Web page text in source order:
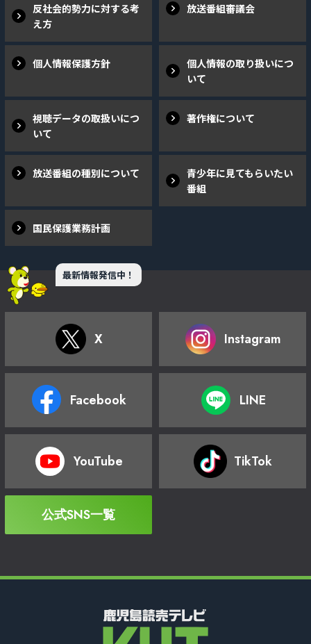
反社会的勢力に対する考
え方
放送番組審議会
個人情報保護方針
個人情報の取り扱いにつ
いて
視聴データの取扱いにつ
いて
著作権について
放送番組の種別について
青少年に見てもらいたい
番組
国民保護業務計画
最新情報発信中！
X Instagram
Facebook LINE
YouTube TikTok
公式SNS一覧